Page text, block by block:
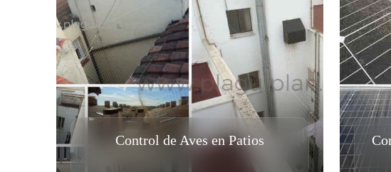
Control de Aves en Patios